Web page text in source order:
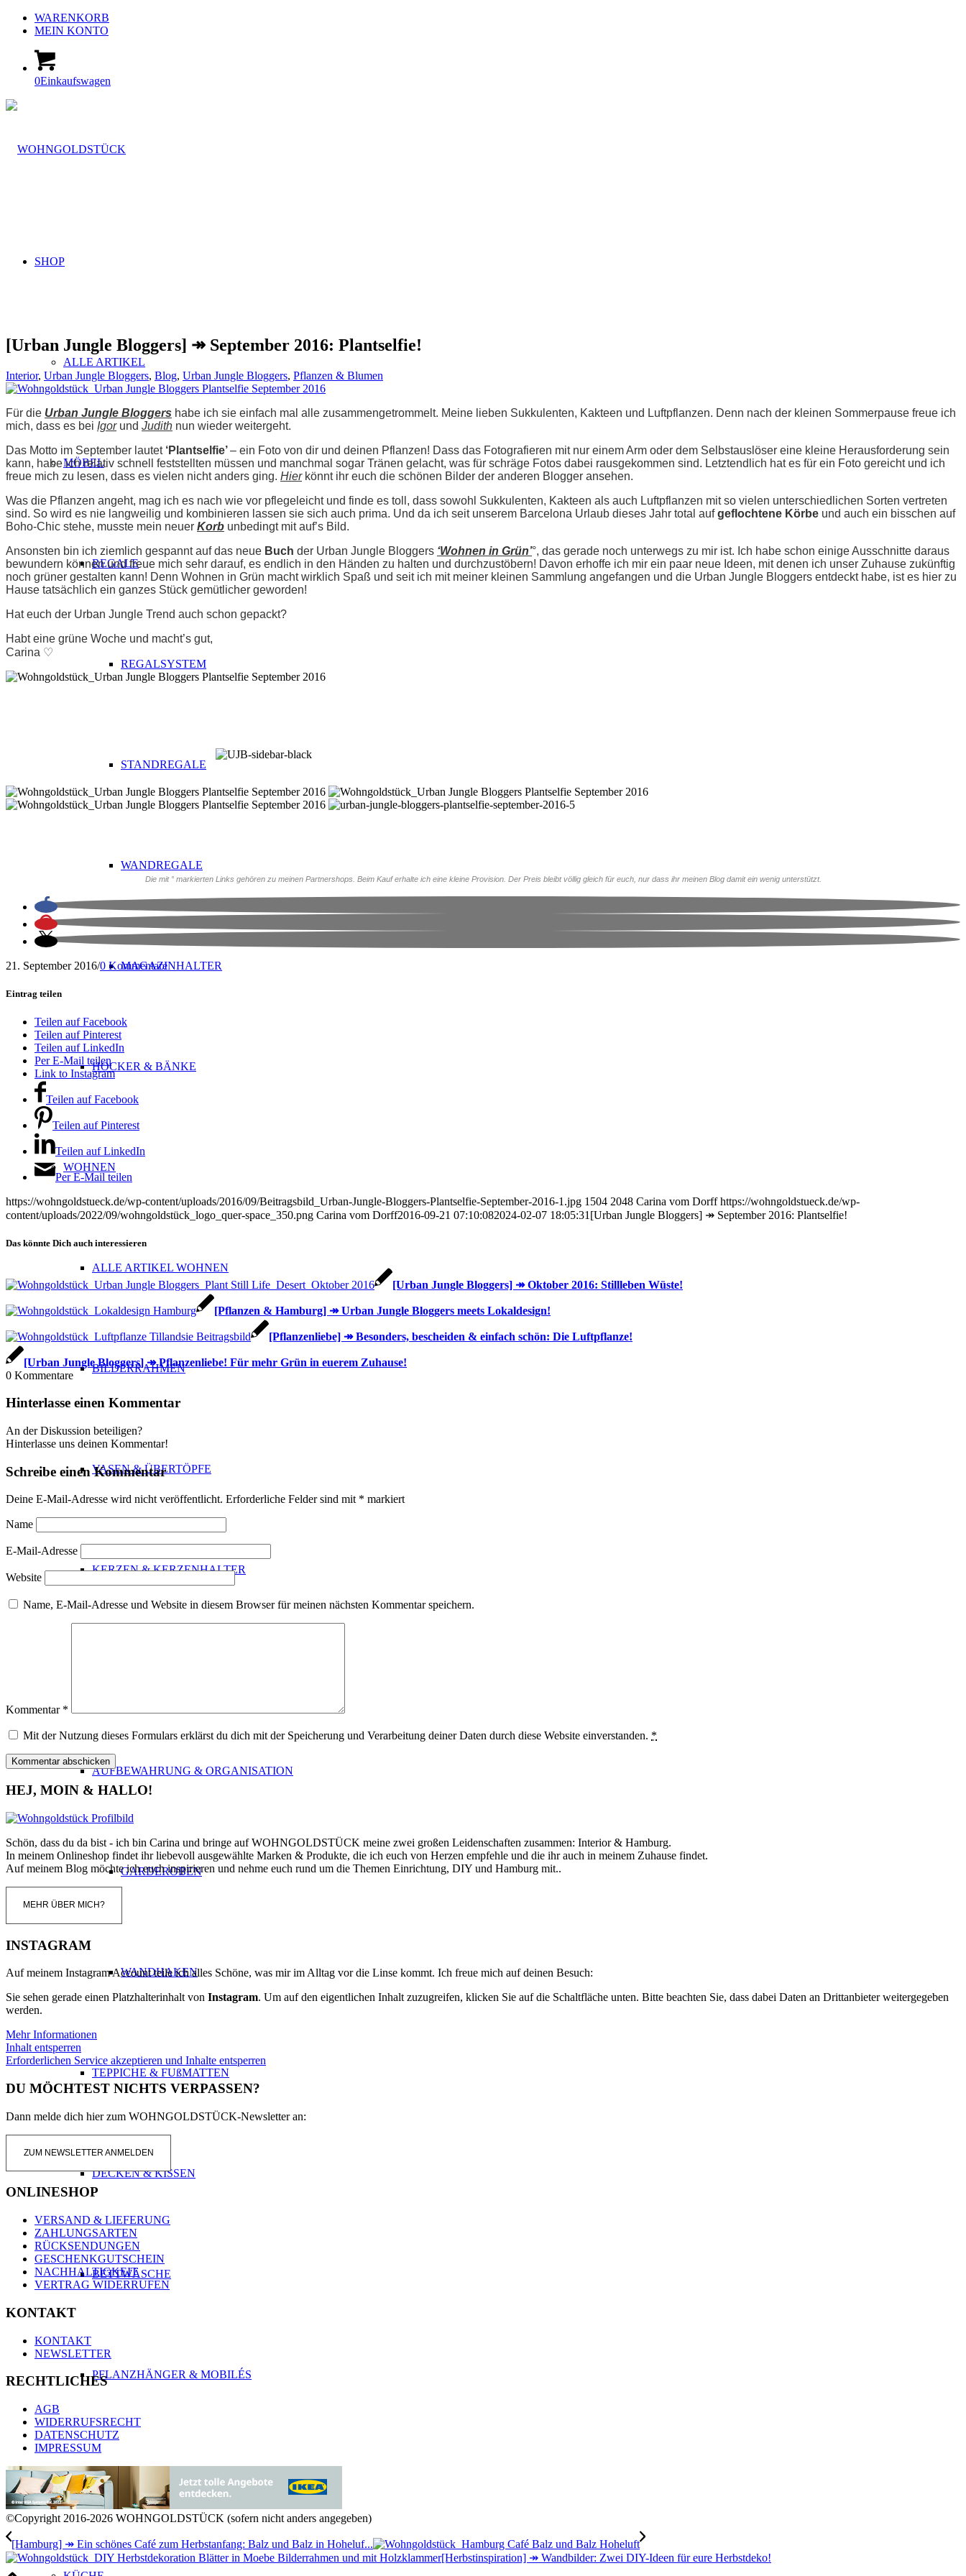
WARENKORB
MEIN KONTO
0Einkaufswagen
SHOP
ALLE ARTIKEL
MÖBEL
REGALE
REGALSYSTEM
STANDREGALE
WANDREGALE
MAGAZINHALTER
HOCKER & BÄNKE
WOHNEN
ALLE ARTIKEL WOHNEN
BILDERRAHMEN
VASEN & ÜBERTÖPFE
KERZEN & KERZENHALTER
AUFBEWAHRUNG & ORGANISATION
GARDEROBEN
WANDHAKEN
TEPPICHE & FUßMATTEN
DECKEN & KISSEN
BETTWÄSCHE
PFLANZHÄNGER & MOBILÉS
UHREN
[Urban Jungle Bloggers] ↠ September 2016: Plantselfie!
Interior, Urban Jungle Bloggers, Blog, Urban Jungle Bloggers, Pflanzen & Blumen
Für die Urban Jungle Bloggers habe ich sie einfach mal alle zusammengetrommelt. Meine lieben Sukkulenten, Kakteen und Luftpflanzen. Denn nach der kleinen Sommerpause freue ich
mich, dass es bei Igorund Judith nun wieder weitergeht.
Das Motto im September lautet ‘Plantselfie’– ein Foto von dir und deinen Pflanzen! Dass das Fotografieren mit nur einem Arm oder dem Selbstauslöser eine kleine Herausforderung sein
kann, habe ich relativ schnell feststellten müssen und manchmal sogar Tränen gelacht, was für schräge Fotos dabei rausgekommen sind. Letztendlich hat es für ein Foto gereicht und ich
freue mich zu lesen, dass es vielen nicht anders ging. Hierkönnt ihr euch die schönen Bilder der anderen Blogger ansehen.
Was die Pflanzen angeht, mag ich es nach wie vor pflegeleicht und finde es toll, dass sowohl Sukkulenten, Kakteen als auch Luftpflanzen mit so vielen unterschiedlichen Sorten vertreten
sind. So wird es nie langweilig und kombinieren lassen sie sich auch prima. Und da ich seit unserem Barcelona Urlaub dieses Jahr total aufgeflochtene Körbe und auch ein bisschen auf
Boho-Chic stehe, musste mein neuer Korb unbedingt mit auf’s Bild.
Ansonsten bin ich ziemlich gespannt auf das neue Buch der Urban Jungle Bloggers ‘Wohnen in Grün’°, das gerade noch unterwegs zu mir ist. Ich habe schon einige Ausschnitte daraus
bewundern können und freue mich sehr darauf, es endlich in den Händen zu halten und durchzustöbern! Davon erhoffe ich mir ein paar neue Ideen, mit denen ich unser Zuhause zukünftig
noch grüner gestalten kann! Denn Wohnen in Grün macht wirklich Spaß und seit ich mit meiner kleinen Sammlung angefangen und die Urban Jungle Bloggers entdeckt habe, ist es hier zu
Hause tatsächlich ein ganzes Stück gemütlicher geworden!
Hat euch der Urban Jungle Trend auch schon gepackt?
Habt eine grüne Woche und macht’s gut,
Carina ♡
Die mit ° markierten Links gehören zu meinen Partnershops. Beim Kauf erhalte ich eine kleine Provision. Der Preis bleibt völlig gleich für euch, nur dass ihr meinen Blog damit ein wenig unterstützt.
21. September 2016/0 Kommentare
Eintrag teilen
Teilen auf Facebook
Teilen auf Pinterest
Teilen auf LinkedIn
Per E-Mail teilen
Link to Instagram
Teilen auf Facebook
Teilen auf Pinterest
Teilen auf LinkedIn
Per E-Mail teilen
https://wohngoldstueck.de/wp-content/uploads/2016/09/Beitragsbild_Urban-Jungle-Bloggers-Plantselfie-September-2016-1.jpg 1504 2048 Carina vom Dorff https://wohngoldstueck.de/wp-
content/uploads/2022/09/wohngoldstück_logo_quer-space_350.png Carina vom Dorff2016-09-21 07:10:082024-02-07 18:05:31 [Urban Jungle Bloggers] ↠ September 2016: Plantselfie!
Das könnte Dich auch interessieren
[Urban Jungle Bloggers] ↠ Oktober 2016: Stillleben Wüste!
[Pflanzen & Hamburg] ↠ Urban Jungle Bloggers meets Lokaldesign!
[Pflanzenliebe] ↠ Besonders, bescheiden & einfach schön: Die Luftpflanze!
[Urban Jungle Bloggers] ↠ Pflanzenliebe! Für mehr Grün in euerem Zuhause!
0 Kommentare
Hinterlasse einen Kommentar
An der Diskussion beteiligen?
Hinterlasse uns deinen Kommentar!
Schreibe einen Kommentar
Deine E-Mail-Adresse wird nicht veröffentlicht. Erforderliche Felder sind mit * markiert
Name
E-Mail-Adresse
Website
Name, E-Mail-Adresse und Website in diesem Browser für meinen nächsten Kommentar speichern.
Kommentar *
Mit der Nutzung dieses Formulars erklärst du dich mit der Speicherung und Verarbeitung deiner Daten durch diese Website einverstanden. *
HEJ, MOIN & HALLO!
Schön, dass du da bist - ich bin Carina und bringe auf WOHNGOLDSTÜCK meine zwei großen Leidenschaften zusammen: Interior & Hamburg.
In meinem Onlineshop findet ihr liebevoll ausgewählte Marken & Produkte, die ich euch von Herzen empfehle und die ihr auch in meinem Zuhause findet.
Auf meinem Blog möchte ich euch inspirieren und nehme euch rund um die Themen Einrichtung, DIY und Hamburg mit..
MEHR ÜBER MICH?
INSTAGRAM
Auf meinem Instagram Account teile ich alles Schöne, was mir im Alltag vor die Linse kommt. Ich freue mich auf deinen Besuch:
Sie sehen gerade einen Platzhalterinhalt von Instagram. Um auf den eigentlichen Inhalt zuzugreifen, klicken Sie auf die Schaltfläche unten. Bitte beachten Sie, dass dabei Daten an Drittanbieter weitergegeben
werden.
Mehr Informationen
Inhalt entsperren
Erforderlichen Service akzeptieren und Inhalte entsperren
DU MÖCHTEST NICHTS VERPASSEN?
Dann melde dich hier zum WOHNGOLDSTÜCK-Newsletter an:
ZUM NEWSLETTER ANMELDEN
ONLINESHOP
VERSAND & LIEFERUNG
ZAHLUNGSARTEN
RÜCKSENDUNGEN
GESCHENKGUTSCHEIN
NACHHALTIGKEIT
VERTRAG WIDERRUFEN
KONTAKT
KONTAKT
NEWSLETTER
RECHTLICHES
AGB
WIDERRUFSRECHT
DATENSCHUTZ
IMPRESSUM
©Copyright 2016-2026 WOHNGOLDSTÜCK (sofern nicht anders angegeben)
[Hamburg] ↠ Ein schönes Café zum Herbstanfang: Balz und Balz in Hoheluf...
[Herbstinspiration] ↠ Wandbilder: Zwei DIY-Ideen für eure Herbstdeko!